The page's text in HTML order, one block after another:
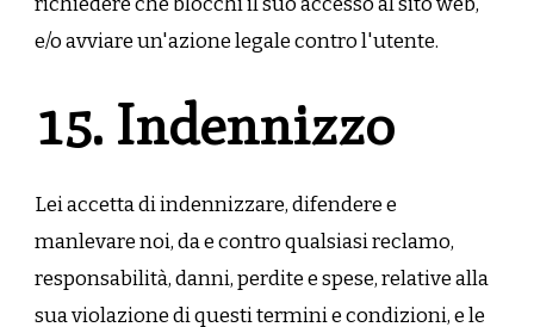
e/o avviare un'azione legale contro l'utente.
15. Indennizzo
Lei accetta di indennizzare, difendere e
manlevare noi, da e contro qualsiasi reclamo,
responsabilità, danni, perdite e spese, relative alla
sua violazione di questi termini e condizioni, e le